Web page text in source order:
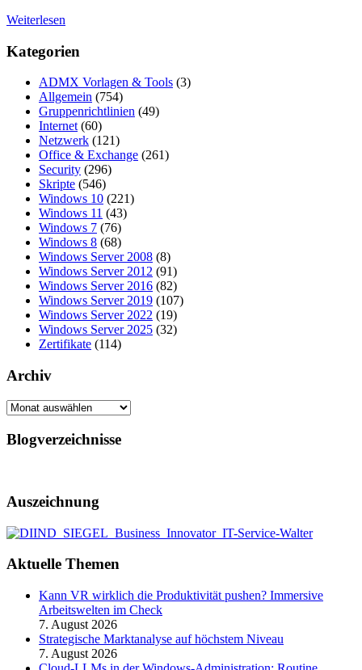
Weiterlesen
Kategorien
ADMX Vorlagen & Tools (3)
Allgemein (754)
Gruppenrichtlinien (49)
Internet(60)
Netzwerk (121)
Office & Exchange (261)
Security (296)
Skripte (546)
Windows 10 (221)
Windows 11 (43)
Windows 7 (76)
Windows 8 (68)
Windows Server 2008 (8)
Windows Server 2012 (91)
Windows Server 2016 (82)
Windows Server 2019 (107)
Windows Server 2022 (19)
Windows Server 2025 (32)
Zertifikate (114)
Archiv
Archiv
Blogverzeichnisse
Auszeichnung
Aktuelle Themen
Kann VR wirklich die Produktivität pushen? Immersive
Arbeitswelten im Check
7. August 2026
Strategische Marktanalyse auf höchstem Niveau
7. August 2026